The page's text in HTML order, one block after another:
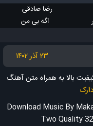
رضا صادقی
اگه بی من
۲۳ آذر ۱۴۰۲
بالا به همراه متن آهنگ
Download Music By
Two Quality